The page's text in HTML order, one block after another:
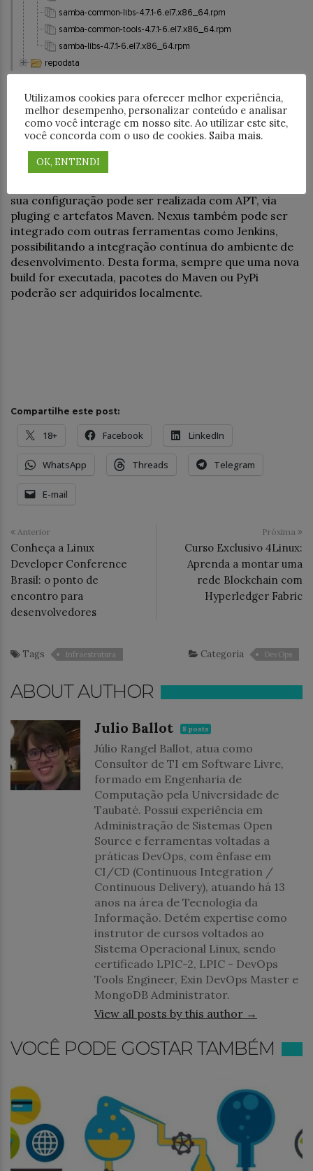
Verificamos a presença, não somente os pacotes
samba e postgresql-server, mas também todas as
dependências.
Observações
sua configuração pode ser realizada com APT, via
pluging e artefatos Maven. Nexus também pode ser
integrado com outras ferramentas como Jenkins,
possibilitando a integração contínua do ambiente de
desenvolvimento. Desta forma, sempre que uma nova
build for executada, pacotes do Maven ou PyPi
poderão ser adquiridos localmente.
Compartilhe este post:
18+ Facebook LinkedIn
WhatsApp Threads Telegram
E-mail
Anterior
Conheça a Linux
Developer Conference
Brasil: o ponto de
encontro para
desenvolvedores
Próxima
Curso Exclusivo 4Linux:
Aprenda a montar uma
rede Blockchain com
Hyperledger Fabric
Tags Infraestrutura Categoria DevOps
ABOUT AUTHOR
Julio Ballot 8 posts
Júlio Rangel Ballot, atua como
Consultor de TI em Software Livre,
formado em Engenharia de
Computação pela Universidade de
Taubaté. Possui experiência em
Administração de Sistemas Open
Source e ferramentas voltadas a
práticas DevOps, com ênfase em
CI/CD (Continuous Integration /
Continuous Delivery), atuando há 13
anos na área de Tecnologia da
Informação. Detém expertise como
instrutor de cursos voltados ao
Sistema Operacional Linux, sendo
certificado LPIC-2, LPIC - DevOps
Tools Engineer, Exin DevOps Master e
MongoDB Administrator.
View all posts by this author →
VOCÊ PODE GOSTAR TAMBÉM
Utilizamos cookies para oferecer melhor experiência,
melhor desempenho, personalizar conteúdo e analisar
como você interage em nosso site. Ao utilizar este site,
você concorda com o uso de cookies. Saiba mais.
OK, ENTENDI